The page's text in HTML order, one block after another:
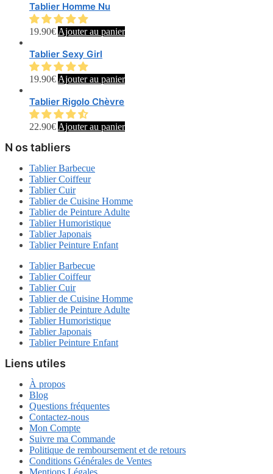
Tablier Homme Nu
19.90€ Ajouter au panier
Tablier Sexy Girl
19.90€ Ajouter au panier
Tablier Rigolo Chèvre
22.90€ Ajouter au panier
N os tabliers
Tablier Barbecue
Tablier Coiffeur
Tablier Cuir
Tablier de Cuisine Homme
Tablier de Peinture Adulte
Tablier Humoristique
Tablier Japonais
Tablier Peinture Enfant
Tablier Barbecue
Tablier Coiffeur
Tablier Cuir
Tablier de Cuisine Homme
Tablier de Peinture Adulte
Tablier Humoristique
Tablier Japonais
Tablier Peinture Enfant
Liens utiles
À propos
Blog
Questions fréquentes
Contactez-nous
Mon Compte
Suivre ma Commande
Politique de remboursement et de retours
Conditions Générales de Ventes